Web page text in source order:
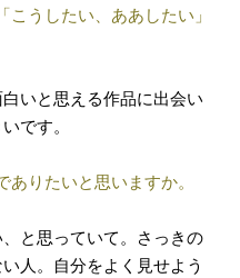
うしたい、ああしたい」
いと思える作品に出会い
です。
りたいと思いますか。
と思っていて。さっきの
人。自分をよく見せよう